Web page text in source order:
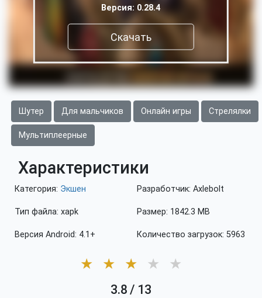
Версия: 0.28.4
Скачать
Шутер Для мальчиков Онлайн игры Стрелялки
Мультиплеерные
Характеристики
Категория: Экшен
Тип файла: xapk
Версия Android: 4.1+
Разработчик: Axlebolt
Размер: 1842.3 MB
Количество загрузок: 5963
★ ★ ★ ★ ★
3.8 / 13